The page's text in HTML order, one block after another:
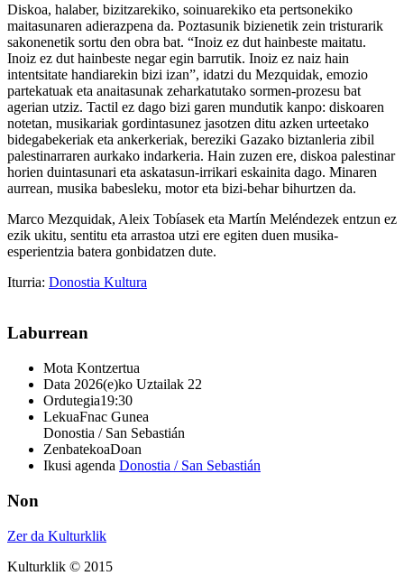
Diskoa, halaber, bizitzarekiko, soinuarekiko eta pertsonekiko
maitasunaren adierazpena da. Poztasunik bizienetik zein tristurarik
sakonenetik sortu den obra bat. “Inoiz ez dut hainbeste maitatu.
Inoiz ez dut hainbeste negar egin barrutik. Inoiz ez naiz hain
intentsitate handiarekin bizi izan”, idatzi du Mezquidak, emozio
partekatuak eta anaitasunak zeharkatutako sormen-prozesu bat
agerian utziz. Tactil ez dago bizi garen mundutik kanpo: diskoaren
notetan, musikariak gordintasunez jasotzen ditu azken urteetako
bidegabekeriak eta ankerkeriak, bereziki Gazako biztanleria zibil
palestinarraren aurkako indarkeria. Hain zuzen ere, diskoa palestinar
horien duintasunari eta askatasun-irrikari eskainita dago. Minaren
aurrean, musika babesleku, motor eta bizi-behar bihurtzen da.
Marco Mezquidak, Aleix Tobíasek eta Martín Meléndezek entzun ez
ezik ukitu, sentitu eta arrastoa utzi ere egiten duen musika-
esperientzia batera gonbidatzen dute.
Iturria: Donostia Kultura
Laburrean
Mota Kontzertua
Data 2026(e)ko Uztailak 22
Ordutegia19:30
LekuaFnac Gunea
Donostia / San Sebastián
ZenbatekoaDoan
Ikusi agenda Donostia / San Sebastián
Non
Zer da Kulturklik
Kulturklik © 2015